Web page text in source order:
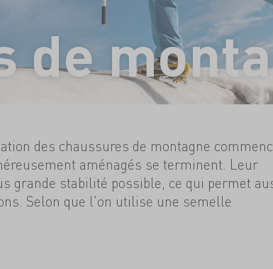
de
des chaussures de montagne
aménagés se terminent. Leur
grande stabilité possible, ce qui permet
Selon que l'on utilise une semelle
offrant un peu plus de flexibilité pour le
se sent plus à l'aise en alpinisme,